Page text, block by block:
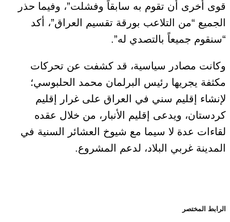
قوى أخرى أن تقوم به سابقاً وفشلت”، وفيما حذر
الجميع “من التلاعب بورقة تقسيم العراق”، أكد
“سنقوم جميعاً بالتصدي له”.
وكانت مصادر سياسية، قد كشفت عن تحركات
مكثفة يجريها رئيس البرلمان محمد الحلبوسي؛
لإنشاء إقليم سني في العراق على غرار إقليم
كردستان، ويدعى إقليم الأنبار، من خلال عقده
لقاءات عدة لا سيما مع شيوخ العشائر السنية في
المدينة غربي البلاد، لدعم المشروع.
الرابط المختصر